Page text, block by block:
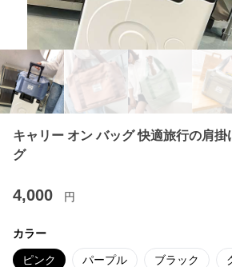
キャリー オン バッグ 快適旅行の肩掛
グ
4,000 円
カラー
ピンク パープル ブラック